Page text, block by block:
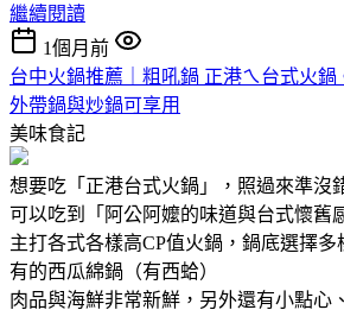
繼續閱讀
1個月前
台中火鍋推薦｜粗吼鍋 正港ㄟ台式火鍋
外帶鍋與炒鍋可享用
美味食記
想要吃「正港台式火鍋」，照過來準沒
可以吃到「阿公阿嬤的味道與台式懷舊
主打各式各樣高CP值火鍋，鍋底選擇
有的西瓜綿鍋（有西蛤）
肉品與海鮮非常新鮮，另外還有小點心